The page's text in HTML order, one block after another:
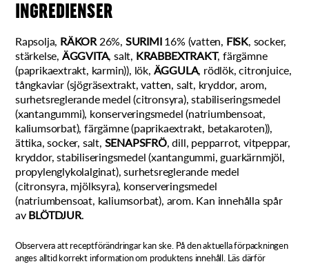
INGREDIENSER
Rapsolja, RÄKOR 26%, SURIMI16% (vatten, FISK, socker,
stärkelse, ÄGGVITA, salt, KRABBEXTRAKT, färgämne
(paprikaextrakt, karmin)), lök, ÄGGULA, rödlök, citronjuice,
tångkaviar (sjögräsextrakt, vatten, salt, kryddor, arom,
surhetsreglerande medel (citronsyra), stabiliseringsmedel
(xantangummi), konserveringsmedel (natriumbensoat,
kaliumsorbat), färgämne (paprikaextrakt, betakaroten)),
ättika, socker, salt, SENAPSFRÖ, dill, pepparrot, vitpeppar,
kryddor, stabiliseringsmedel (xantangummi, guarkärnmjöl,
propylenglykolalginat), surhetsreglerande medel
(citronsyra, mjölksyra), konserveringsmedel
(natriumbensoat, kaliumsorbat), arom. Kan innehålla spår
av BLÖTDJUR.
Observera att receptförändringar kan ske. På den aktuella förpackningen
anges alltid korrekt information om produktens innehåll. Läs därför